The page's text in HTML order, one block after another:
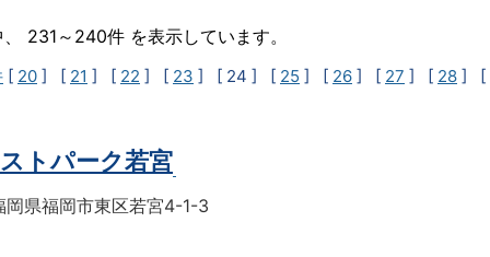
231～240件 を表示しています。
[ 20 ] [ 21 ] [ 22 ] [ 23 ] [ 24 ] [ 25 ] [ 26 ] [ 27 ] [ 28 ] [
ストパーク若宮
岡県福岡市東区若宮4-1-3